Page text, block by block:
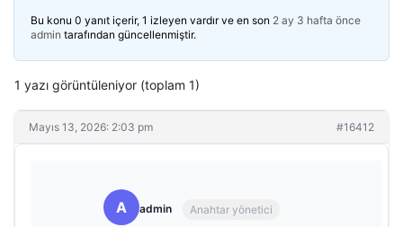
Bu konu 0 yanıt içerir, 1 izleyen vardır ve en son 2 ay 3 hafta önce
admin tarafından güncellenmiştir.
1 yazı görüntüleniyor (toplam 1)
Mayıs 13, 2026: 2:03 pm #16412
A admin Anahtar yönetici